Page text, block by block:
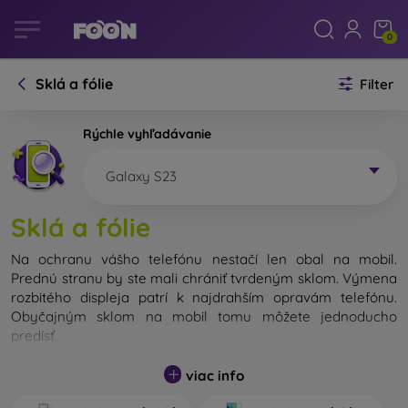
0
Sklá a fólie Filter
Rýchle vyhľadávanie
Galaxy S23
Sklá a fólie
Na ochranu vášho telefónu nestačí len obal na mobil.
Prednú stranu by ste mali chrániť tvrdeným sklom. Výmena
rozbitého displeja patrí k najdrahším opravám telefónu.
Obyčajným sklom na mobil tomu môžete jednoducho
predísť.
Nerozbitné sklo na mobil síce neexistuje, no v prípade pádu
ostane váš displej zväčša neporušený. Výber tvrdeného
viac info